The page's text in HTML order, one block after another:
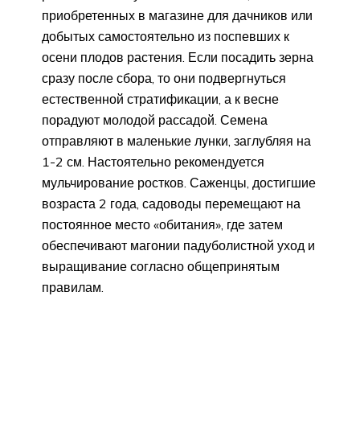
приобретенных в магазине для дачников или
добытых самостоятельно из поспевших к
осени плодов растения. Если посадить зерна
сразу после сбора, то они подвергнуться
естественной стратификации, а к весне
порадуют молодой рассадой. Семена
отправляют в маленькие лунки, заглубляя на
1-2 см. Настоятельно рекомендуется
мульчирование ростков. Саженцы, достигшие
возраста 2 года, садоводы перемещают на
постоянное место «обитания», где затем
обеспечивают магонии падуболистной уход и
выращивание согласно общепринятым
правилам.